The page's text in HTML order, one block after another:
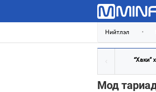
Нийтлэл •
“Хаки”
Мод